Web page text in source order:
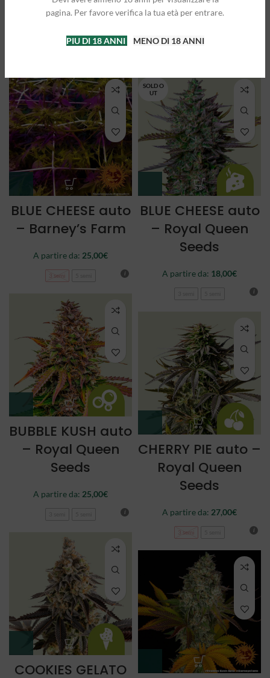
pagina. Per favore verifica la tua età per entrare.
PIU DI 18 ANNI MENO DI 18 ANNI
Queen Seeds
A partire da:25,00€
Queen Seeds
BLUE CHEESE auto
– Barney’s Farm
A partire da: 25,00€
3 semi
SOLD O
UT
BLUE CHEESE auto
– Royal Queen
Seeds
A partire da: 18,00€
BUBBLE KUSH auto
– Royal Queen
Seeds
A partire da: 25,00€
CHERRY PIE auto –
Royal Queen
Seeds
A partire da: 27,00€
3 semi
COOKIES GELATO